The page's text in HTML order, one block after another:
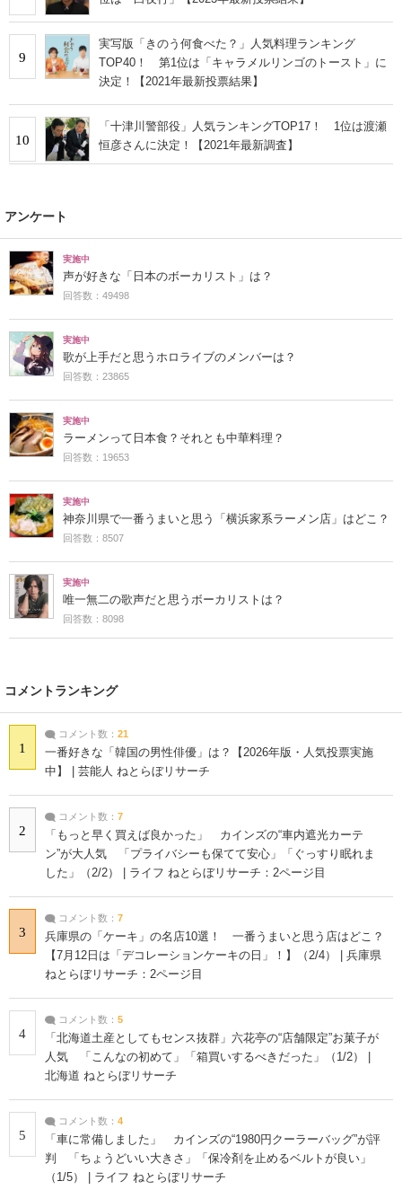
9
実写版「きのう何食べた？」人気料理ランキング
TOP40！ 第1位は「キャラメルリンゴのトースト」に
決定！【2021年最新投票結果】
10
「十津川警部役」人気ランキングTOP17！ 1位は渡瀬
恒彦さんに決定！【2021年最新調査】
アンケート
実施中
声が好きな「日本のボーカリスト」は？
回答数：49498
実施中
歌が上手だと思うホロライブのメンバーは？
回答数：23865
実施中
ラーメンって日本食？それとも中華料理？
回答数：19653
実施中
神奈川県で一番うまいと思う「横浜家系ラーメン店」はどこ？
回答数：8507
実施中
唯一無二の歌声だと思うボーカリストは？
回答数：8098
コメントランキング
1
コメント数： 21
一番好きな「韓国の男性俳優」は？【2026年版・人気投票実施
中】 | 芸能人 ねとらぼリサーチ
2
コメント数： 7
「もっと早く買えば良かった」 カインズの“車内遮光カーテ
ン”が大人気 「プライバシーも保てて安心」「ぐっすり眠れま
した」（2/2） | ライフ ねとらぼリサーチ：2ページ目
3
コメント数： 7
兵庫県の「ケーキ」の名店10選！ 一番うまいと思う店はどこ？
【7月12日は「デコレーションケーキの日」！】（2/4） | 兵庫県
ねとらぼリサーチ：2ページ目
4
コメント数： 5
「北海道土産としてもセンス抜群」六花亭の“店舗限定”お菓子が
人気 「こんなの初めて」「箱買いするべきだった」（1/2） |
北海道 ねとらぼリサーチ
5
コメント数： 4
「車に常備しました」 カインズの“1980円クーラーバッグ”が評
判 「ちょうどいい大きさ」「保冷剤を止めるベルトが良い」
（1/5） | ライフ ねとらぼリサーチ